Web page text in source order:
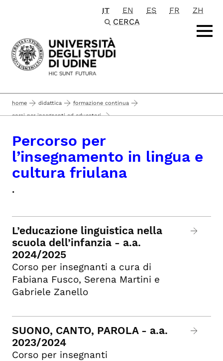
Passa al contenuto principale
IT EN ES FR
ZH
CERCA
home didattica
formazione continua
corsi per insegnanti ed educatori
Percorso per
l’insegnamento in lingua e
cultura friulana
.
L’educazione linguistica nella
scuola dell’infanzia - a.a.
2024/2025
Corso per insegnanti a cura di
Fabiana Fusco, Serena Martini e
Gabriele Zanello
SUONO, CANTO, PAROLA - a.a.
2023/2024
Corso per insegnanti